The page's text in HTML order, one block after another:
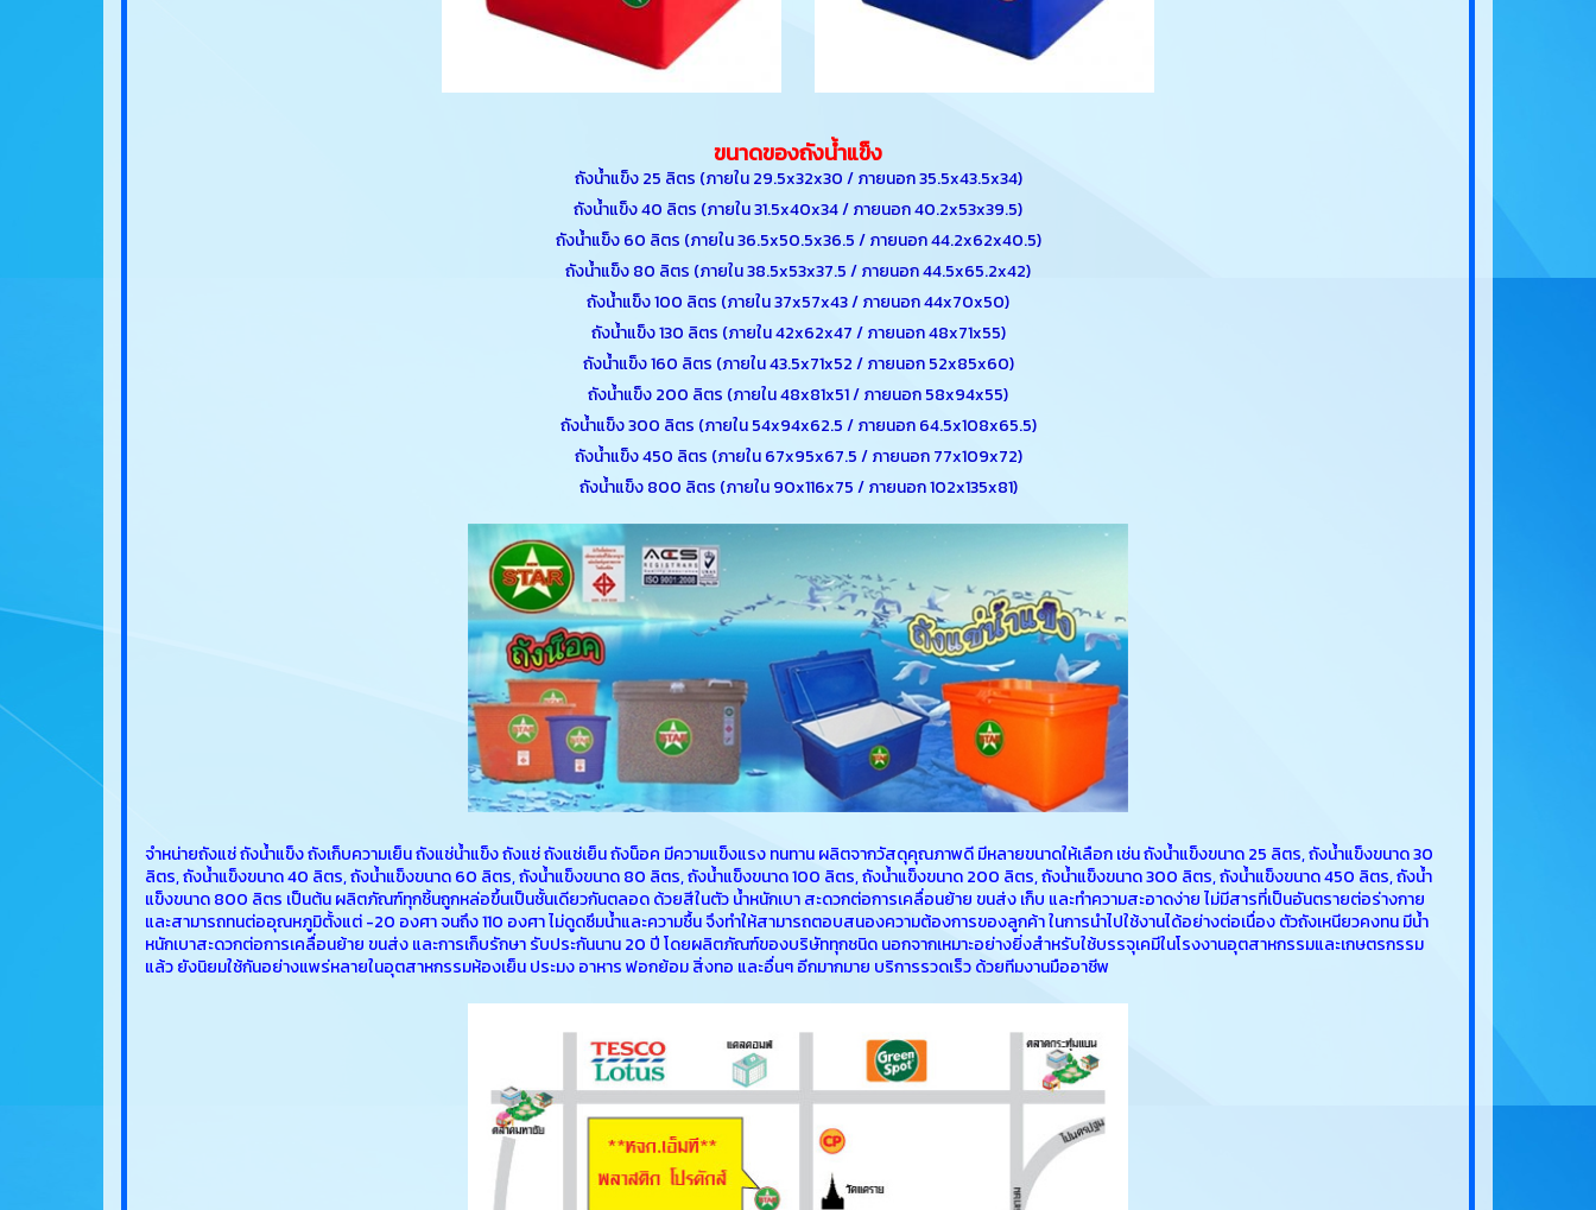
ขนาดของถังน้ำแข็ง
ถังน้ำแข็ง 25 ลิตร (ภายใน 29.5x32x30 / ภายนอก 35.5x43.5x34)
ถังน้ำแข็ง 40 ลิตร (ภายใน 31.5x40x34 / ภายนอก 40.2x53x39.5)
ถังน้ำแข็ง 60 ลิตร (ภายใน 36.5x50.5x36.5 / ภายนอก 44.2x62x40.5)
ถังน้ำแข็ง 80 ลิตร (ภายใน 38.5x53x37.5 / ภายนอก 44.5x65.2x42)
ถังน้ำแข็ง 100 ลิตร (ภายใน 37x57x43 / ภายนอก 44x70x50)
ถังน้ำแข็ง 130 ลิตร (ภายใน 42x62x47 / ภายนอก 48x71x55)
ถังน้ำแข็ง 160 ลิตร (ภายใน 43.5x71x52 / ภายนอก 52x85x60)
ถังน้ำแข็ง 200 ลิตร (ภายใน 48x81x51 / ภายนอก 58x94x55)
ถังน้ำแข็ง 300 ลิตร (ภายใน 54x94x62.5 / ภายนอก 64.5x108x65.5)
ถังน้ำแข็ง 450 ลิตร (ภายใน 67x95x67.5 / ภายนอก 77x109x72)
ถังน้ำแข็ง 800 ลิตร (ภายใน 90x116x75 / ภายนอก 102x135x81)
จำหน่ายถังแช่ ถังน้ำแข็ง ถังเก็บความเย็น ถังแช่น้ำแข็ง ถังแช่ ถังแช่เย็น ถังน็อค มีความแข็งแรง ทนทาน ผลิตจากวัสดุคุณภาพดี มีหลายขนาดให้เลือก เช่น ถังน้ำแข็งขนาด 25 ลิตร, ถังน้ำแข็งขนาด 30
ลิตร, ถังน้ำแข็งขนาด 40 ลิตร, ถังน้ำแข็งขนาด 60 ลิตร, ถังน้ำแข็งขนาด 80 ลิตร, ถังน้ำแข็งขนาด 100 ลิตร, ถังน้ำแข็งขนาด 200 ลิตร, ถังน้ำแข็งขนาด 300 ลิตร, ถังน้ำแข็งขนาด 450 ลิตร, ถังน้ำ
แข็งขนาด 800 ลิตร เป็นต้น ผลิตภัณฑ์ทุกชิ้นถูกหล่อขึ้นเป็นชั้นเดียวกันตลอด ด้วยสีในตัว น้ำหนักเบา สะดวกต่อการเคลื่อนย้าย ขนส่ง เก็บ และทำความสะอาดง่าย ไม่มีสารที่เป็นอันตรายต่อร่างกาย
และสามารถทนต่ออุณหภูมิตั้งแต่ -20 องศา จนถึง 110 องศา ไม่ดูดซึมน้ำและความชื้น จึงทำให้สามารถตอบสนองความต้องการของลูกค้า ในการนำไปใช้งานได้อย่างต่อเนื่อง ตัวถังเหนียวคงทน มีน้ำ
หนักเบาสะดวกต่อการเคลื่อนย้าย ขนส่ง และการเก็บรักษา รับประกันนาน 20 ปี โดยผลิตภัณฑ์ของบริษัททุกชนิด นอกจากเหมาะอย่างยิ่งสำหรับใช้บรรจุเคมีในโรงงานอุตสาหกรรมและเกษตรกรรม
แล้ว ยังนิยมใช้กันอย่างแพร่หลายในอุตสาหกรรมห้องเย็น ประมง อาหาร ฟอกย้อม สิ่งทอ และอื่นๆ อีกมากมาย บริการรวดเร็ว ด้วยทีมงานมืออาชีพ